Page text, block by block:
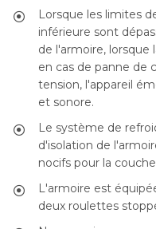
Lorsque les limites
inférieure sont
de l'armoire, lorsque
en cas de panne de
tension, l'appareil
et sonore.
Le système de
d'isolation de
nocifs pour la
L'armoire est
deux roulettes